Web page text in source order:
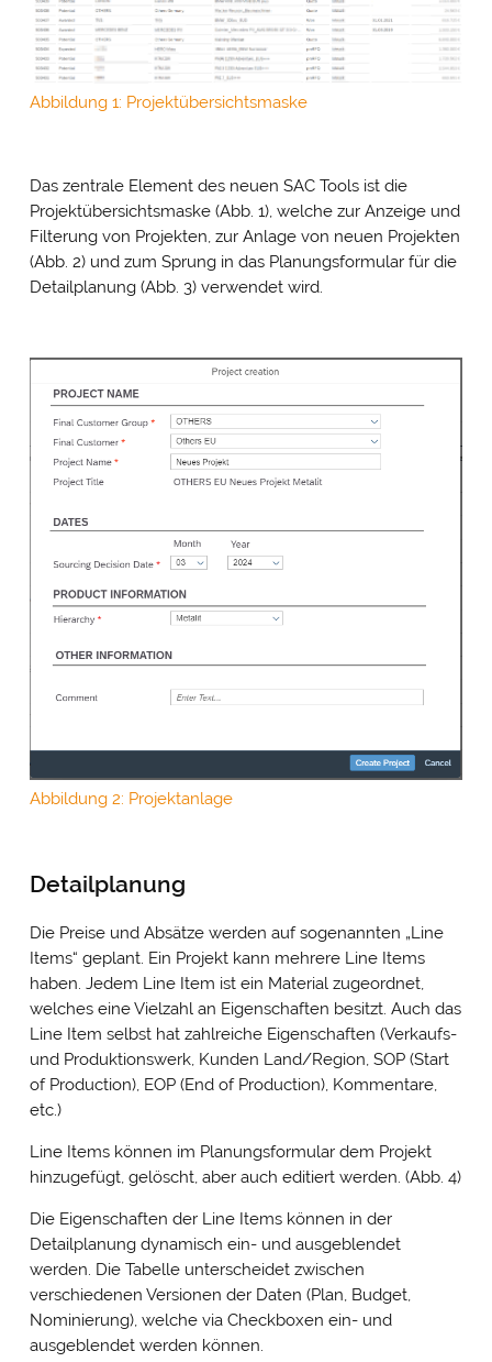
Abbildung 1: Projektübersichtsmaske
Das zentrale Element des neuen SAC Tools ist die
Projektübersichtsmaske (Abb. 1), welche zur Anzeige und
Filterung von Projekten, zur Anlage von neuen Projekten
(Abb. 2) und zum Sprung in das Planungsformular für die
Detailplanung (Abb. 3) verwendet wird.
Abbildung 2: Projektanlage
Detailplanung
Die Preise und Absätze werden auf sogenannten „Line
Items“ geplant. Ein Projekt kann mehrere Line Items
haben. Jedem Line Item ist ein Material zugeordnet,
welches eine Vielzahl an Eigenschaften besitzt. Auch das
Line Item selbst hat zahlreiche Eigenschaften (Verkaufs-
und Produktionswerk, Kunden Land/Region, SOP (Start
of Production), EOP (End of Production), Kommentare,
etc.)
Line Items können im Planungsformular dem Projekt
hinzugefügt, gelöscht, aber auch editiert werden. (Abb. 4)
Die Eigenschaften der Line Items können in der
Detailplanung dynamisch ein- und ausgeblendet
werden. Die Tabelle unterscheidet zwischen
verschiedenen Versionen der Daten (Plan, Budget,
Nominierung), welche via Checkboxen ein- und
ausgeblendet werden können.